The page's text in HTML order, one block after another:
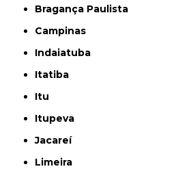
Bragança Paulista
Campinas
Indaiatuba
Itatiba
Itu
Itupeva
Jacareí
Limeira